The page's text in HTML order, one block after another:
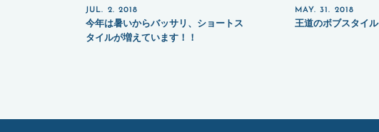
JUL. 2. 2018
今年は暑いからバッサリ、ショートス
タイルが増えています！！
MAY. 31. 2018
王道のボブスタイル